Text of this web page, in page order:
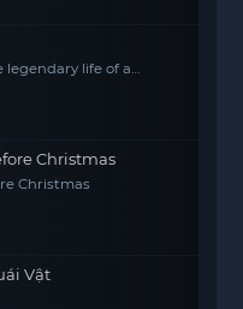
legendary life of a
Christmas
Christmas
Vật